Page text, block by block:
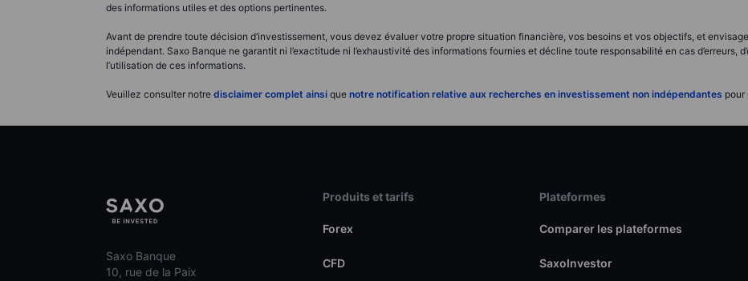
des informations utiles et des options pertinentes.
Avant de prendre toute décision d’investissement, vous devez évaluer votre propre situation financière, vos besoins et vos objectifs, et
indépendant. Saxo Banque ne garantit ni l’exactitude ni l’exhaustivité des informations fournies et décline toute responsabilité en cas d’erreurs,
l’utilisation de ces informations.
Veuillez consulter notre disclaimer complet ainsi que notre notification relative aux recherches en investissement non indépendantes pour
Saxo Banque
10, rue de la Paix
Produits et tarifs
Forex
CFD
Plateformes
Comparer les plateformes
SaxoInvestor